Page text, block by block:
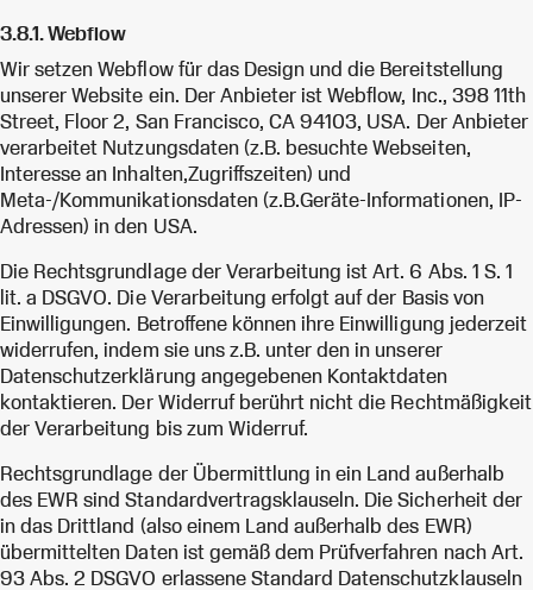
3.8.1. Webflow
Wir setzen Webflow für das Design und die Bereitstellung
unserer Website ein. Der Anbieter ist Webflow, Inc., 398 11th
Street, Floor 2, San Francisco, CA 94103, USA. Der Anbieter
verarbeitet Nutzungsdaten (z.B. besuchte Webseiten,
Interesse an Inhalten,Zugriffszeiten) und
Meta-/Kommunikationsdaten (z.B.Geräte-Informationen, IP-
Adressen) in den USA.
Die Rechtsgrundlage der Verarbeitung ist Art. 6 Abs. 1 S. 1
lit. a DSGVO. Die Verarbeitung erfolgt auf der Basis von
Einwilligungen. Betroffene können ihre Einwilligung jederzeit
widerrufen, indem sie uns z.B. unter den in unserer
Datenschutzerklärung angegebenen Kontaktdaten
kontaktieren. Der Widerruf berührt nicht die Rechtmäßigkeit
der Verarbeitung bis zum Widerruf.
Rechtsgrundlage der Übermittlung in ein Land außerhalb
des EWR sind Standardvertragsklauseln. Die Sicherheit der
in das Drittland (also einem Land außerhalb des EWR)
übermittelten Daten ist gemäß dem Prüfverfahren nach Art.
93 Abs. 2 DSGVO erlassene Standard Datenschutzklauseln